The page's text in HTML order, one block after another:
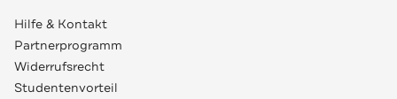
Hilfe & Kontakt
Partnerprogramm
Widerrufsrecht
Studentenvorteil